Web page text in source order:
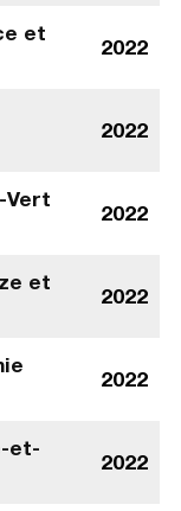
et
2022
2022
Vert
2022
et
2022
2022
et-
2022